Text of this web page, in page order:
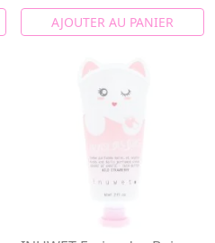
AJOUTER AU PANIER